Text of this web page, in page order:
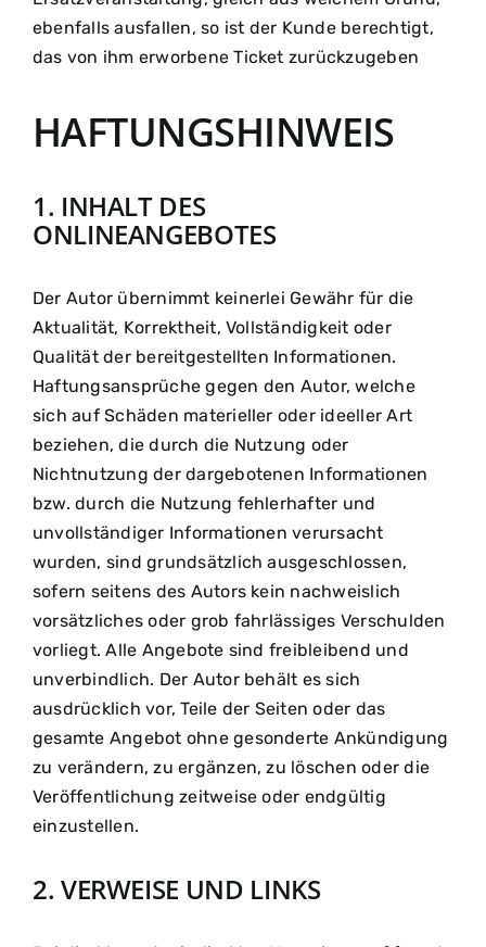
ebenfalls ausfallen, so ist der Kunde berechtigt,
das von ihm erworbene Ticket zurückzugeben
HAFTUNGSHINWEIS
1. INHALT DES
ONLINEANGEBOTES
Der Autor übernimmt keinerlei Gewähr für die
Aktualität, Korrektheit, Vollständigkeit oder
Qualität der bereitgestellten Informationen.
Haftungsansprüche gegen den Autor, welche
sich auf Schäden materieller oder ideeller Art
beziehen, die durch die Nutzung oder
Nichtnutzung der dargebotenen Informationen
bzw. durch die Nutzung fehlerhafter und
unvollständiger Informationen verursacht
wurden, sind grundsätzlich ausgeschlossen,
sofern seitens des Autors kein nachweislich
vorsätzliches oder grob fahrlässiges Verschulden
vorliegt. Alle Angebote sind freibleibend und
unverbindlich. Der Autor behält es sich
ausdrücklich vor, Teile der Seiten oder das
gesamte Angebot ohne gesonderte Ankündigung
zu verändern, zu ergänzen, zu löschen oder die
Veröffentlichung zeitweise oder endgültig
einzustellen.
2. VERWEISE UND LINKS